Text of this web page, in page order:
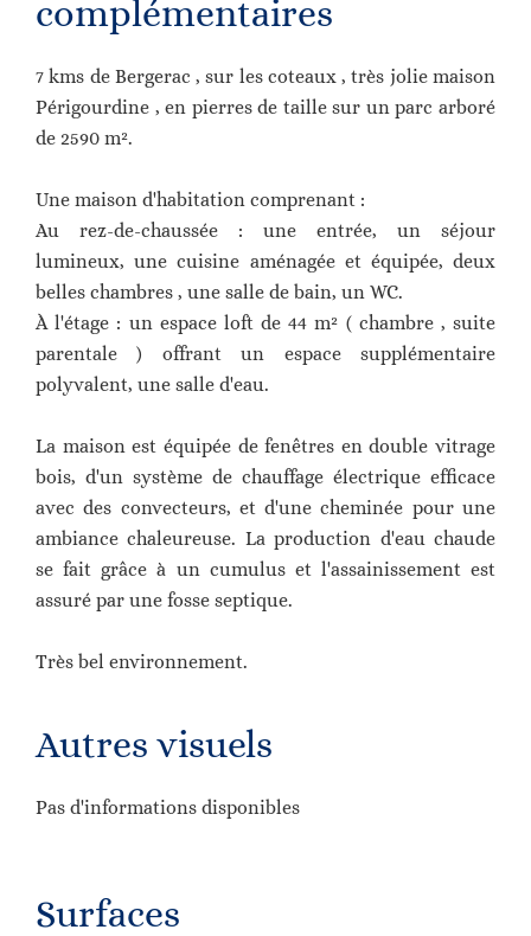
complémentaires
7 kms de Bergerac , sur les coteaux , très jolie maison
Périgourdine , en pierres de taille sur un parc arboré
de 2590 m².
Une maison d'habitation comprenant :
Au rez-de-chaussée : une entrée, un séjour
lumineux, une cuisine aménagée et équipée, deux
belles chambres , une salle de bain, un WC.
À l'étage : un espace loft de 44 m² ( chambre , suite
parentale ) offrant un espace supplémentaire
polyvalent, une salle d'eau.
La maison est équipée de fenêtres en double vitrage
bois, d'un système de chauffage électrique efficace
avec des convecteurs, et d'une cheminée pour une
ambiance chaleureuse. La production d'eau chaude
se fait grâce à un cumulus et l'assainissement est
assuré par une fosse septique.
Très bel environnement.
Autres visuels
Pas d'informations disponibles
Surfaces